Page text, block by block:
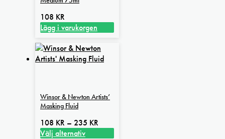
alternativen
kan
väljas
produktsidan
108 KR
Lägg i varukorgen
Winsor & Newton Artists’
Masking Fluid
108 KR – 235 KR
108 kr
Välj alternativ